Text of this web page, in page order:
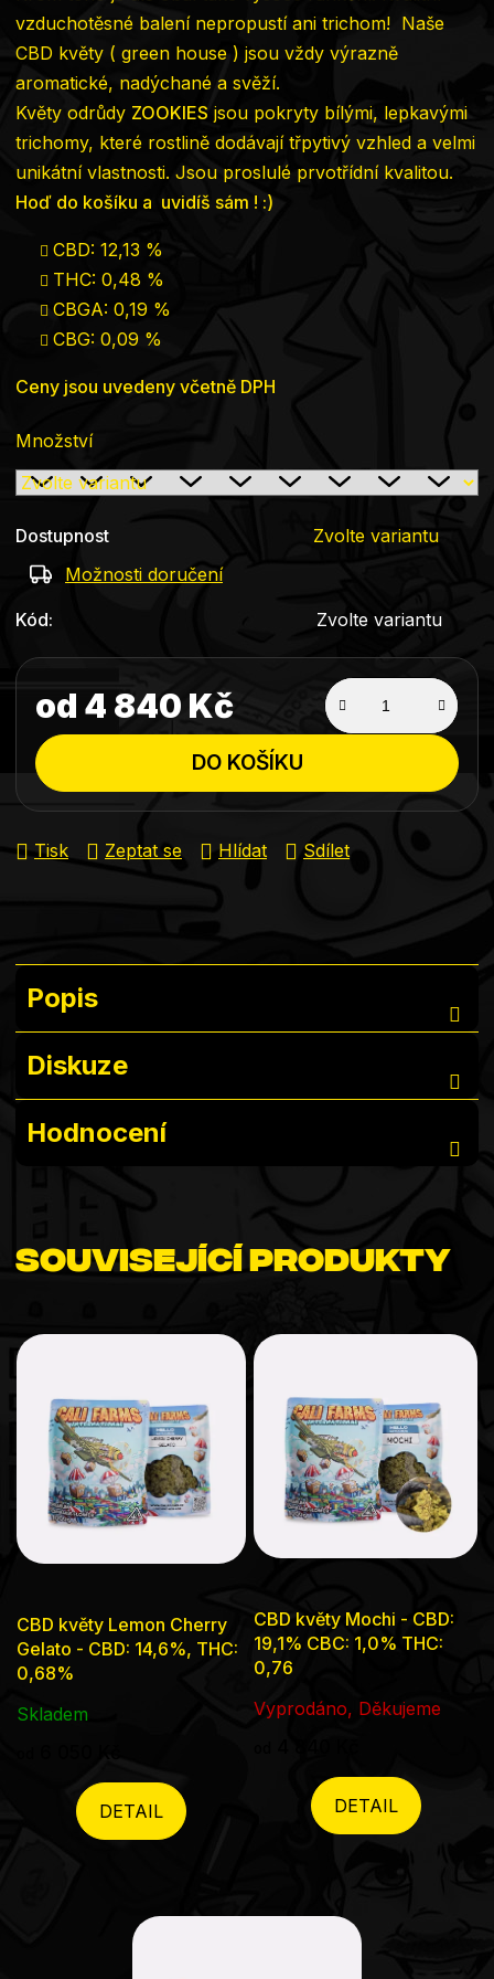
vzduchotěsné balení nepropustí ani trichom! Naše
CBD květy ( green house ) jsou vždy výrazně
aromatické, nadýchané a svěží.
Květy odrůdy ZOOKIES jsou pokryty bílými, lepkavými
trichomy, které rostlině dodávají třpytivý vzhled a velmi
unikátní vlastnosti. Jsou proslulé prvotřídní kvalitou.
Hoď do košíku a uvidíš sám ! :)
CBD: 12,13 %
THC: 0,48 %
CBGA: 0,19 %
CBG: 0,09 %
Ceny jsou uvedeny včetně DPH
Množství
Dostupnost
Zvolte variantu
Možnosti doručení
Kód: Zvolte variantu
od 4 840 Kč
Měrná cena:
DO KOŠÍKU
Tisk Zeptat se Hlídat Sdílet
Popis
Diskuze
Hodnocení
Související produkty
CBD květy Lemon Cherry
Gelato - CBD: 14,6%, THC:
0,68%
Skladem
DETAIL
CBD květy Mochi - CBD:
19,1% CBC: 1,0% THC:
0,76
Vyprodáno, Děkujeme
DETAIL